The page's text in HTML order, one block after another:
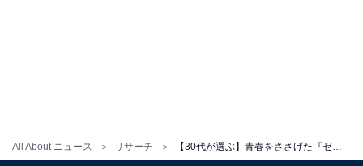
All About ニュース リサーチ